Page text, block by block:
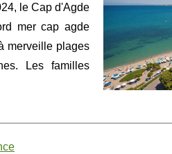
le Cap d'Agde
mer cap agde
merveille plages
Les familles